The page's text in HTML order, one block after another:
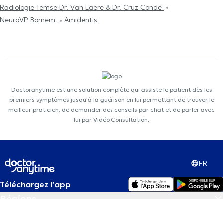
Radiologie Temse Dr. Van Laere & Dr. Cruz Conde
NeuroVP Bornem
Amidentis
Doctoranytime est une solution complète qui assiste le patient dès les
premiers symptômes jusqu'à la guérison en lui permettant de trouver le
meilleur praticien, de demander des conseils par chat et de parler avec
lui par Vidéo Consultation.
FR
Téléchargez l’app